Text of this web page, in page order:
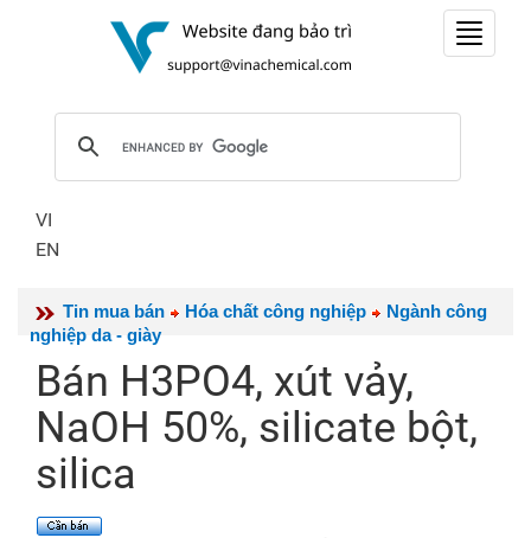
Toggle
VI
EN
Tin mua bán Hóa chất công nghiệp
Ngành công
nghiệp da - giày
Bán H3PO4, xút vảy,
NaOH 50%, silicate bột,
silica